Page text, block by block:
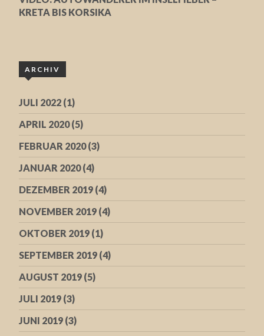
KRETA BIS KORSIKA
ARCHIV
JULI 2022 (1)
APRIL 2020(5)
FEBRUAR 2020(3)
JANUAR 2020(4)
DEZEMBER 2019 (4)
NOVEMBER 2019 (4)
OKTOBER 2019 (1)
SEPTEMBER 2019 (4)
AUGUST 2019 (5)
JULI 2019 (3)
JUNI 2019 (3)